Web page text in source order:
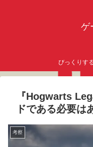
ゲ
びっくりす
『Hogwarts
ドである必要は
考察